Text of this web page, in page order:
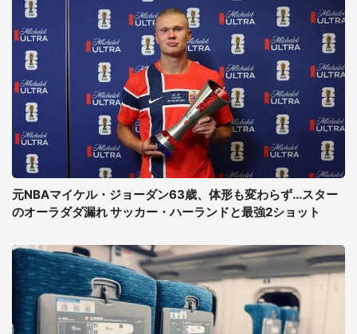
元NBAマイケル・ジョーダン63歳、体形も変わらず...スター
のオーラダダ漏れ サッカー・ハーランドと最強2ショット